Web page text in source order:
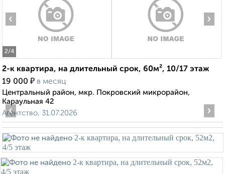
2/4
‹ ›
2-к квартира, на длительный срок, 60м², 10/17 этаж
19 000 ₽ в месяц
Центральный район, мкр. Покровский микрорайон,
Караульная 42
Агентство, 31.07.2026
‹ ›